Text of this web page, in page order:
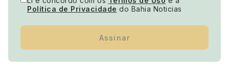
Política de Privacidade do Bahia Noticias
Assinar